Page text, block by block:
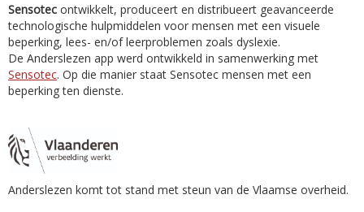
Sensotec ontwikkelt, produceert en distribueert geavanceerde
technologische hulpmiddelen voor mensen met een visuele
beperking, lees- en/of leerproblemen zoals dyslexie.
De Anderslezen app werd ontwikkeld in samenwerking met
Sensotec. Op die manier staat Sensotec mensen met een
beperking ten dienste.
Anderslezen komt tot stand met steun van de Vlaamse overheid.